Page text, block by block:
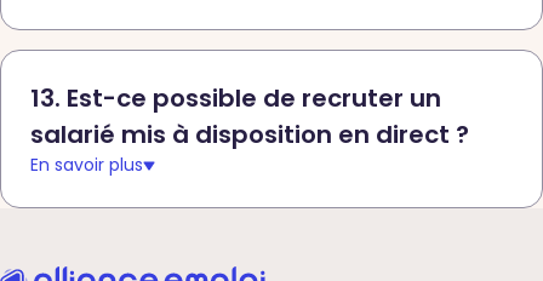
13. Est-ce possible de recruter un
salarié mis à disposition en direct ?
En savoir plus